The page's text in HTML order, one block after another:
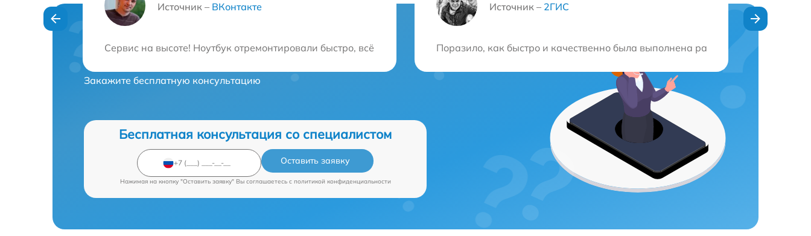
Источник – ВКонтакте
Сервис на высоте! Ноутбук отремонтировали быстро, всё функционирует отлично. Цены очень радуют. Рекомендую всем!
Источник – 2ГИС
Поразило, как быстро и качественно была выполнена работа. Не ожидал,
Нужна консультация?
Закажите бесплатную консультацию
Бесплатная консультация со специалистом
Оставить заявку
Нажимая на кнопку "Оставить заявку" Вы соглашаетесь c политикой конфиденциальности